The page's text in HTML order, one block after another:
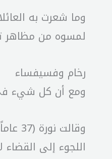
وما شعرت به
لمسوه من مظاهر
رخام وفسيفساء
ومع أن كل شيء في
اللجوء إلى